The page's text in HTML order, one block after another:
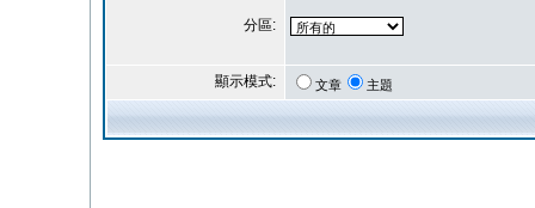
分區:
顯示模式: 文章 主題